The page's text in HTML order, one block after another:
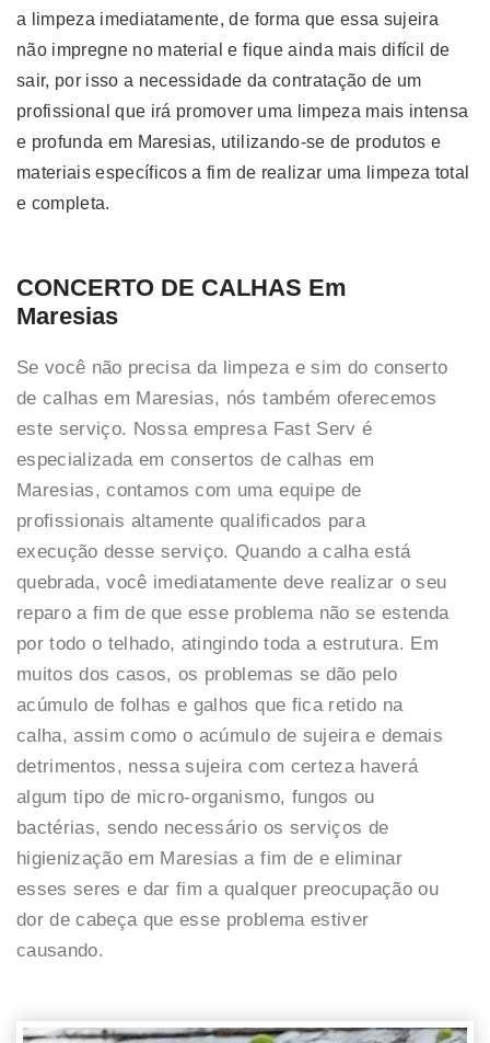
a limpeza imediatamente, de forma que essa sujeira
não impregne no material e fique ainda mais difícil de
sair, por isso a necessidade da contratação de um
profissional que irá promover uma limpeza mais intensa
e profunda em Maresias, utilizando-se de produtos e
materiais específicos a fim de realizar uma limpeza total
e completa.
CONCERTO DE CALHAS Em
Maresias
Se você não precisa da limpeza e sim do conserto
de calhas em Maresias, nós também oferecemos
este serviço. Nossa empresa Fast Serv é
especializada em consertos de calhas em
Maresias, contamos com uma equipe de
profissionais altamente qualificados para
execução desse serviço. Quando a calha está
quebrada, você imediatamente deve realizar o seu
reparo a fim de que esse problema não se estenda
por todo o telhado, atingindo toda a estrutura. Em
muitos dos casos, os problemas se dão pelo
acúmulo de folhas e galhos que fica retido na
calha, assim como o acúmulo de sujeira e demais
detrimentos, nessa sujeira com certeza haverá
algum tipo de micro-organismo, fungos ou
bactérias, sendo necessário os serviços de
higienização em Maresias a fim de e eliminar
esses seres e dar fim a qualquer preocupação ou
dor de cabeça que esse problema estiver
causando.